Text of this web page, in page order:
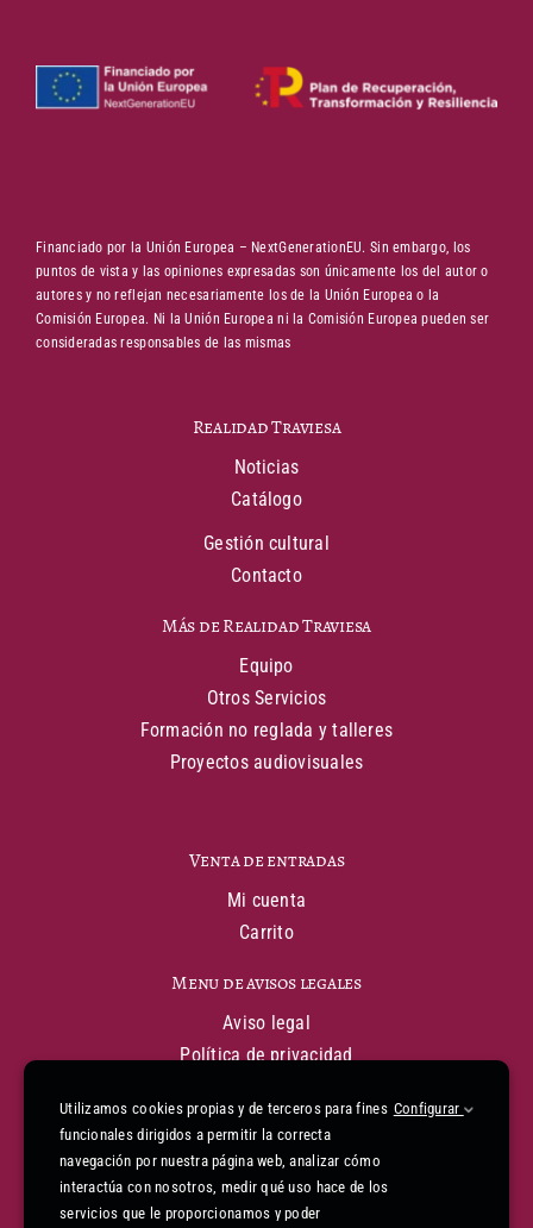
Realidad Traviesa
Noticias
Catálogo
Gestión cultural
Contacto
Más de Realidad Traviesa
Equipo
Otros Servicios
Formación no reglada y talleres
Proyectos audiovisuales
Venta de entradas
Mi cuenta
Carrito
Menu de avisos legales
Aviso legal
Política de privacidad
Condiciones generales de venta
Declaración de financiación
Informe de accesibilidad
Mapa web
Financiado por la Unión Europea – NextGenerationEU. Sin embargo, los
puntos de vista y las opiniones expresadas son únicamente los del autor o
autores y no reflejan necesariamente los de la Unión Europea o la
Comisión Europea. Ni la Unión Europea ni la Comisión Europea pueden ser
consideradas responsables de las mismas
Utilizamos cookies propias y de terceros para fines
funcionales dirigidos a permitir la correcta
navegación por nuestra página web, analizar cómo
interactúa con nosotros, medir qué uso hace de los
servicios que le proporcionamos y poder
Configurar